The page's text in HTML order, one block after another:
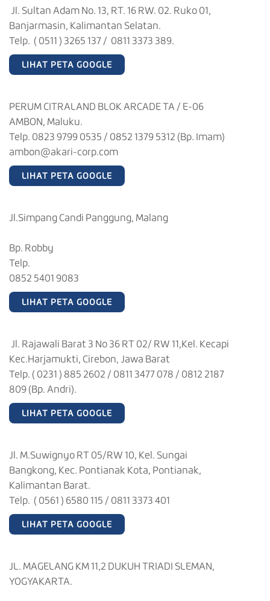
Jl. Sultan Adam No. 13, RT. 16 RW. 02. Ruko 01,
Banjarmasin, Kalimantan Selatan.
Telp. ( 0511 ) 3265 137 / 0811 3373 389.
LIHAT PETA GOOGLE
PERUM CITRALAND BLOK ARCADE TA / E-06
AMBON, Maluku.
Telp. 0823 9799 0535 / 0852 1379 5312 (Bp. Imam)
ambon@akari-corp.com
LIHAT PETA GOOGLE
Jl.Simpang Candi Panggung, Malang
Bp. Robby
Telp.
0852 5401 9083
LIHAT PETA GOOGLE
Jl. Rajawali Barat 3 No 36 RT 02/ RW 11,Kel. Kecapi
Kec.Harjamukti, Cirebon, Jawa Barat
Telp. ( 0231 ) 885 2602 / 0811 3477 078 / 0812 2187
809 (Bp. Andri).
LIHAT PETA GOOGLE
Jl. M.Suwignyo RT 05/RW 10, Kel. Sungai
Bangkong, Kec. Pontianak Kota, Pontianak,
Kalimantan Barat.
Telp. ( 0561 ) 6580 115 / 0811 3373 401
LIHAT PETA GOOGLE
JL. MAGELANG KM 11,2 DUKUH TRIADI SLEMAN,
YOGYAKARTA.